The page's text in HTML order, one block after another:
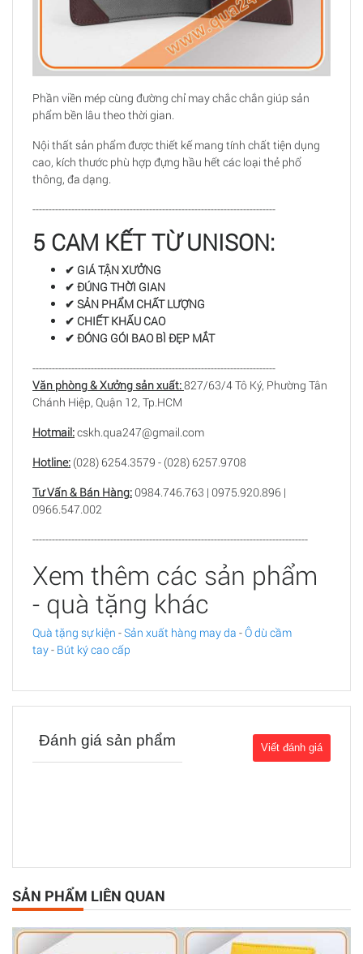
Phần viền mép cùng đường chỉ may chắc chắn giúp sản
phẩm bền lâu theo thời gian.
Nội thất sản phẩm được thiết kế mang tính chất tiện dụng
cao, kích thước phù hợp đựng hầu hết các loại thẻ phổ
thông, đa dạng.
---------------------------------------------------------------------------
5 CAM KẾT TỪ UNISON:
✔ GIÁ TẬN XƯỞNG
✔ ĐÚNG THỜI GIAN
✔ SẢN PHẨM CHẤT LƯỢNG
✔ CHIẾT KHẤU CAO
✔ ĐÓNG GÓI BAO BÌ ĐẸP MẮT
---------------------------------------------------------------------------
Văn phòng & Xưởng sản xuất:827/63/4 Tô Ký, Phường Tân
Chánh Hiệp, Quận 12, Tp.HCM
Hotmail:cskh.qua247@gmail.com
Hotline: (028) 6254.3579 - (028) 6257.9708
Tư Vấn & Bán Hàng: 0984.746.763 | 0975.920.896 |
0966.547.002
-------------------------------------------------------------------------------------
Xem thêm các sản phẩm
- quà tặng khác
Quà tặng sự kiện -Sản xuất hàng may da -Ô dù cầm
tay- Bút ký cao cấp
Đánh giá sản phẩm
SẢN PHẨM LIÊN QUAN